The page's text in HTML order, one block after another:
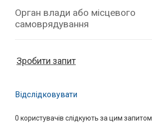
Орган влади або місцевого
самоврядування
Зробити запит
Відслідковувати
0 користувачів слідкують за цим запитом